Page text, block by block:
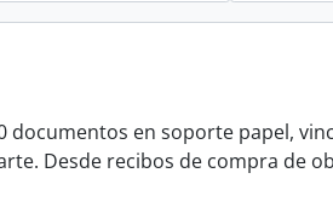
en soporte papel,
Desde recibos de compra de